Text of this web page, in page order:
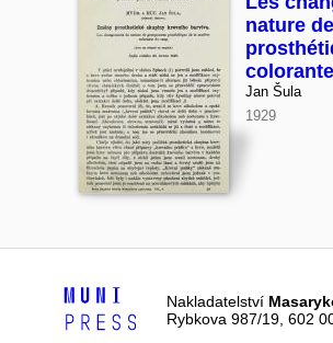
nature
Jan Šula
1929
Nakladatelství
Rybkova 987/19, 602